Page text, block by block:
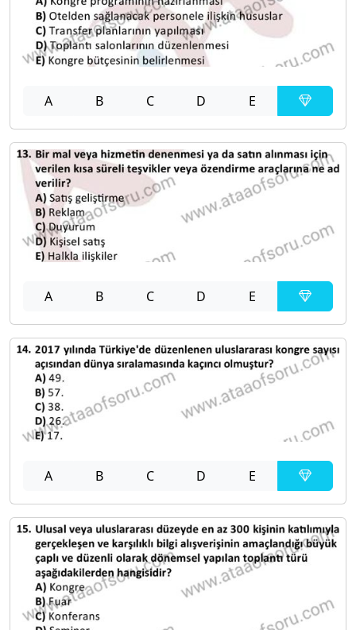
A B C D E
A B C D E
A B C D E